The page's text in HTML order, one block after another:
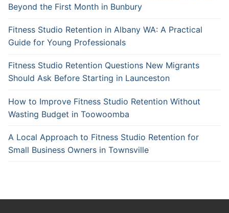
Beyond the First Month in Bunbury
Fitness Studio Retention in Albany WA: A Practical
Guide for Young Professionals
Fitness Studio Retention Questions New Migrants
Should Ask Before Starting in Launceston
How to Improve Fitness Studio Retention Without
Wasting Budget in Toowoomba
A Local Approach to Fitness Studio Retention for
Small Business Owners in Townsville